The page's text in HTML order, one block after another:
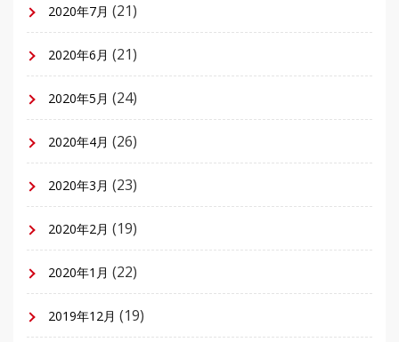
2020年7月 (21)
2020年6月 (21)
2020年5月 (24)
2020年4月 (26)
2020年3月 (23)
2020年2月 (19)
2020年1月 (22)
2019年12月 (19)